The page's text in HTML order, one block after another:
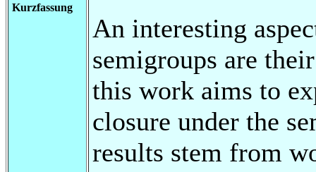
Kurzfassung
An interesting
semigroups are
this work aims to
closure under the
results stem from